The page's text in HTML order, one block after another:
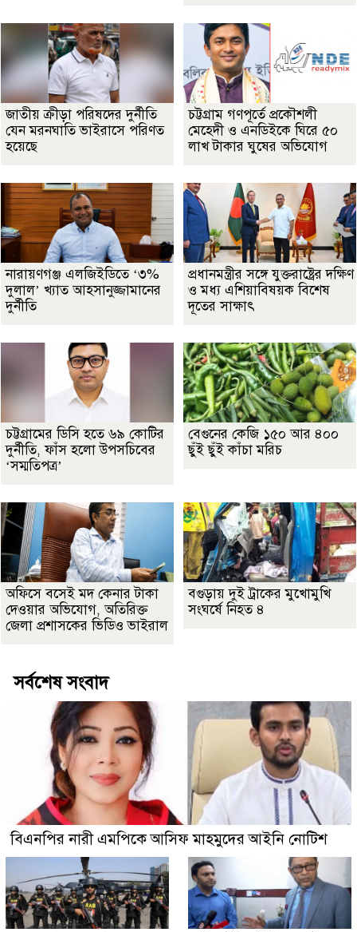
জাতীয় ক্রীড়া পরিষদের দুর্নীতি
যেন মরনঘাতি ভাইরাসে পরিণত
হয়েছে
চট্টগ্রাম গণপূর্তে প্রকৌশলী
মেহেদী ও এনডিইকে ঘিরে ৫০
লাখ টাকার ঘুষের অভিযোগ
নারায়ণগঞ্জ এলজিইডিতে ‘৩%
দুলাল’ খ্যাত আহসানুজ্জামানের
দুর্নীতি
প্রধানমন্ত্রীর সঙ্গে যুক্তরাষ্ট্রের দক্ষিণ
ও মধ্য এশিয়াবিষয়ক বিশেষ
দূতের সাক্ষাৎ
চট্টগ্রামের ডিসি হতে ৬৯ কোটির
দুর্নীতি, ফাঁস হলো উপসচিবের
‘সম্মতিপত্র’
বেগুনের কেজি ১৫০ আর ৪০০
ছুঁই ছুঁই কাঁচা মরিচ
অফিসে বসেই মদ কেনার টাকা
দেওয়ার অভিযোগ, অতিরিক্ত
জেলা প্রশাসকের ভিডিও ভাইরাল
বগুড়ায় দুই ট্রাকের মুখোমুখি
সংঘর্ষে নিহত ৪
সর্বশেষ সংবাদ
বিএনপির নারী এমপিকে আসিফ মাহমুদের আইনি নোটিশ